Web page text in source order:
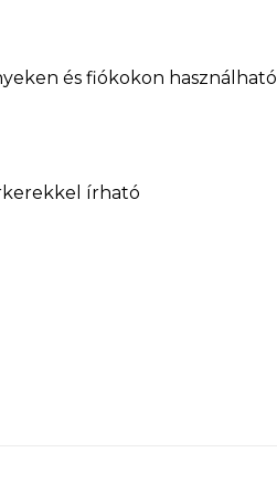
és fiókokon használható
írható